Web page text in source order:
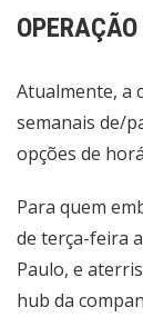
Atualmente, a
semanais de/
opções de
Para quem
de terça-feira
Paulo, e
hub da